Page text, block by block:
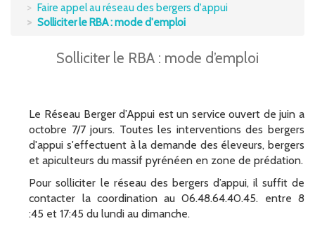
UTILISATEURS DE MONTAGNE
S'INFORMER
Faire appel au réseau des bergers d'appui
Solliciter le RBA : mode d'emploi
Solliciter le RBA : mode d’emploi
Le Réseau Berger d’Appui est un service ouvert de juin a
octobre 7/7 jours. Toutes les interventions des bergers
d'appui s'effectuent à la demande des éleveurs, bergers
et apiculteurs du massif pyrénéen en zone de prédation.
Pour solliciter le réseau des bergers d’appui, il suffit de
contacter la coordination au 06.48.64.40.45. entre 8
:45 et 17:45 du lundi au dimanche.